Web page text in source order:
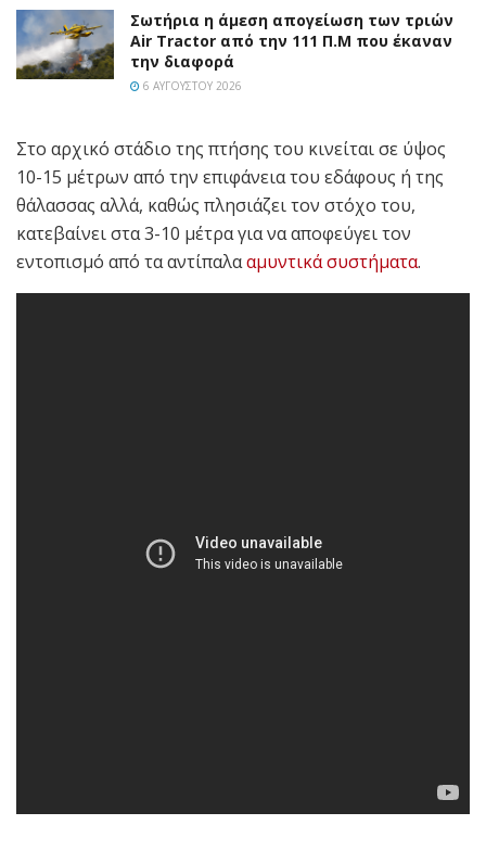
Σωτήρια η άμεση απογείωση των τριών
Air Tractor από την 111 Π.M που έκαναν
την διαφορά
6 ΑΥΓΟΎΣΤΟΥ 2026
Στο αρχικό στάδιο της πτήσης του κινείται σε ύψος
10-15 μέτρων από την επιφάνεια του εδάφους ή της
θάλασσας αλλά, καθώς πλησιάζει τον στόχο του,
κατεβαίνει στα 3-10 μέτρα για να αποφεύγει τον
εντοπισμό από τα αντίπαλααμυντικά συστήματα.